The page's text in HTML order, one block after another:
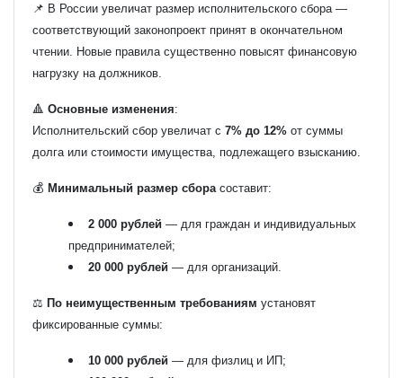
📌 В России увеличат размер исполнительского сбора —
соответствующий законопроект принят в окончательном
чтении. Новые правила существенно повысят финансовую
нагрузку на должников.
🔺 Основные изменения:
Исполнительский сбор увеличат с 7% до 12% от суммы
долга или стоимости имущества, подлежащего взысканию.
💰 Минимальный размер сбора составит:
2 000 рублей — для граждан и индивидуальных
предпринимателей;
20 000 рублей — для организаций.
⚖️ По неимущественным требованиям установят
фиксированные суммы:
10 000 рублей — для физлиц и ИП;